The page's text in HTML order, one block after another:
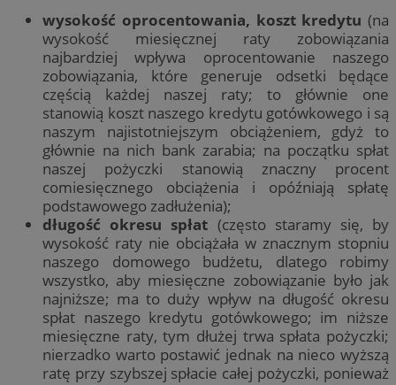
wysokość oprocentowania, koszt kredytu (na
wysokość miesięcznej raty zobowiązania
najbardziej wpływa oprocentowanie naszego
zobowiązania, które generuje odsetki będące
częścią każdej naszej raty; to głównie one
stanowią koszt naszego kredytu gotówkowego i są
naszym najistotniejszym obciążeniem, gdyż to
głównie na nich bank zarabia; na początku spłat
naszej pożyczki stanowią znaczny procent
comiesięcznego obciążenia i opóźniają spłatę
podstawowego zadłużenia);
długość okresu spłat (często staramy się, by
wysokość raty nie obciążała w znacznym stopniu
naszego domowego budżetu, dlatego robimy
wszystko, aby miesięczne zobowiązanie było jak
najniższe; ma to duży wpływ na długość okresu
spłat naszego kredytu gotówkowego; im niższe
miesięczne raty, tym dłużej trwa spłata pożyczki;
nierzadko warto postawić jednak na nieco wyższą
ratę przy szybszej spłacie całej pożyczki, ponieważ